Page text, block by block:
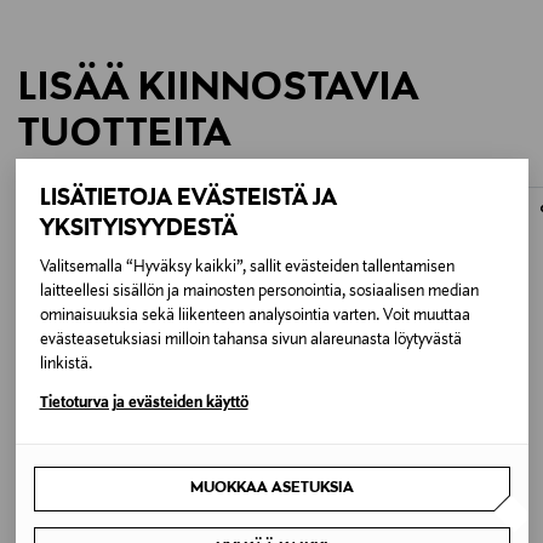
LISÄTIETOJA EVÄSTEISTÄ JA
YKSITYISYYDESTÄ
Valitsemalla “Hyväksy kaikki”, sallit evästeiden tallentamisen
laitteellesi sisällön ja mainosten personointia, sosiaalisen median
ominaisuuksia sekä liikenteen analysointia varten. Voit muuttaa
evästeasetuksiasi milloin tahansa sivun alareunasta löytyvästä
linkistä.
Tietoturva ja evästeiden käyttö
MUOKKAA ASETUKSIA
LISÄÄ KIINNOSTAVIA
TUOTTEITA
JÄSENETU –23% ALE –40%